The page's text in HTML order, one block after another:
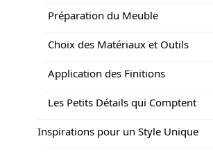
Préparation du Meuble
Choix des Matériaux et Outils
Application des Finitions
Les Petits Détails qui Comptent
Inspirations pour un Style Unique